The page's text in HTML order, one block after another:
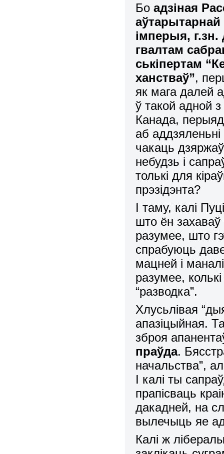
Боадзіная
аўтарытарнай
імперыя,
гвалтам
ськіпертам
ханстваў”,
як мага далей
ў такой адной
Канада,
аб
чакаць
небудзь і
толькі для
прэзідэнта?
І таму, калі
што ён
разумее, што
спрабуюць
мацней і
разумее,
“разводка”.
Хлусьлівая
апазіцыйная.
зброя
праўда.
начальства”,
І калі ты
прапісваць
дакадней, на
вылечыць яе
Калі ж